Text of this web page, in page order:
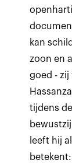
kan
zoon en
goed -
tijdens
leeft hij